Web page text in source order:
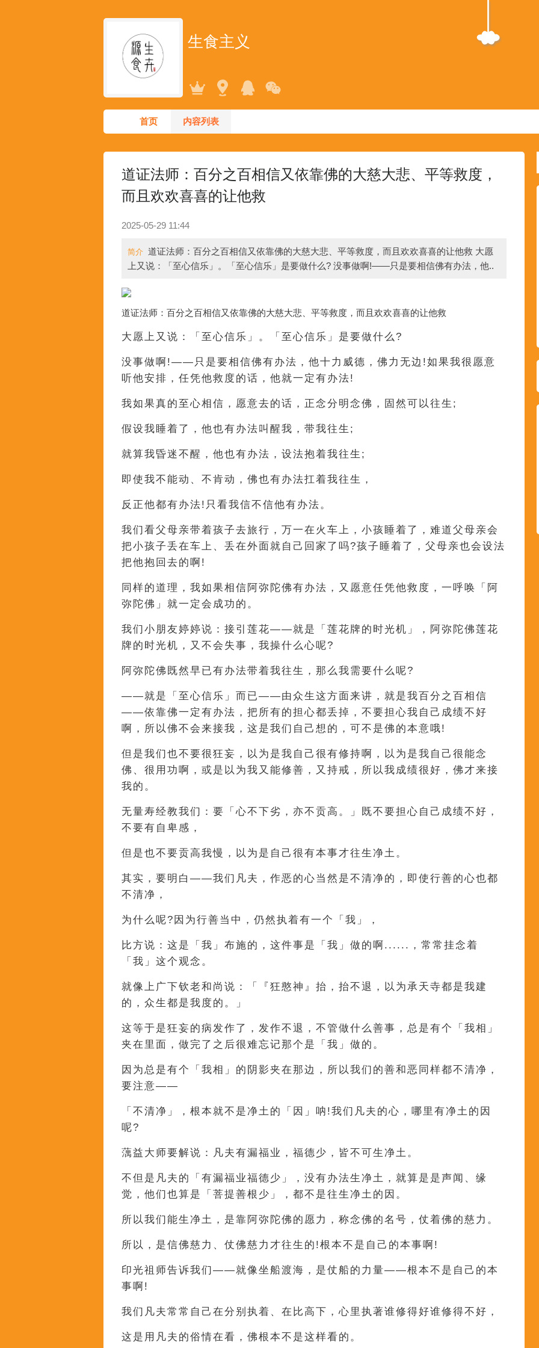
生食主义
首页 内容列表
道证法师：百分之百相信又依靠佛的大慈大悲、平等救度，
而且欢欢喜喜的让他救
2025-05-29 11:44
简介 道证法师：百分之百相信又依靠佛的大慈大悲、平等救度，而且欢欢喜喜的让他救 大愿
上又说：「至心信乐」。「至心信乐」是要做什么? 没事做啊!——只是要相信佛有办法，他..
道证法师：百分之百相信又依靠佛的大慈大悲、平等救度，而且欢欢喜喜的让他救
大愿上又说：「至心信乐」。「至心信乐」是要做什么?
没事做啊!——只是要相信佛有办法，他十力威德，佛力无边!如果我很愿意
听他安排，任凭他救度的话，他就一定有办法!
我如果真的至心相信，愿意去的话，正念分明念佛，固然可以往生;
假设我睡着了，他也有办法叫醒我，带我往生;
就算我昏迷不醒，他也有办法，设法抱着我往生;
即使我不能动、不肯动，佛也有办法扛着我往生，
反正他都有办法!只看我信不信他有办法。
我们看父母亲带着孩子去旅行，万一在火车上，小孩睡着了，难道父母亲会
把小孩子丢在车上、丢在外面就自己回家了吗?孩子睡着了，父母亲也会设法
把他抱回去的啊!
同样的道理，我如果相信阿弥陀佛有办法，又愿意任凭他救度，一呼唤「阿
弥陀佛」就一定会成功的。
我们小朋友婷婷说：接引莲花——就是「莲花牌的时光机」，阿弥陀佛莲花
牌的时光机，又不会失事，我操什么心呢?
阿弥陀佛既然早已有办法带着我往生，那么我需要什么呢?
——就是「至心信乐」而已——由众生这方面来讲，就是我百分之百相信
——依靠佛一定有办法，把所有的担心都丢掉，不要担心我自己成绩不好
啊，所以佛不会来接我，这是我们自己想的，可不是佛的本意哦!
但是我们也不要很狂妄，以为是我自己很有修持啊，以为是我自己很能念
佛、很用功啊，或是以为我又能修善，又持戒，所以我成绩很好，佛才来接
我的。
无量寿经教我们：要「心不下劣，亦不贡高。」既不要担心自己成绩不好，
不要有自卑感，
但是也不要贡高我慢，以为是自己很有本事才往生净土。
其实，要明白——我们凡夫，作恶的心当然是不清净的，即使行善的心也都
不清净，
为什么呢?因为行善当中，仍然执着有一个「我」，
比方说：这是「我」布施的，这件事是「我」做的啊......，常常挂念着
「我」这个观念。
就像上广下钦老和尚说：「『狂憨神』抬，抬不退，以为承天寺都是我建
的，众生都是我度的。」
这等于是狂妄的病发作了，发作不退，不管做什么善事，总是有个「我相」
夹在里面，做完了之后很难忘记那个是「我」做的。
因为总是有个「我相」的阴影夹在那边，所以我们的善和恶同样都不清净，
要注意——
「不清净」，根本就不是净土的「因」呐!我们凡夫的心，哪里有净土的因
呢?
蕅益大师要解说：凡夫有漏福业，福德少，皆不可生净土。
不但是凡夫的「有漏福业福德少」，没有办法生净土，就算是是声闻、缘
觉，他们也算是「菩提善根少」，都不是往生净土的因。
所以我们能生净土，是靠阿弥陀佛的愿力，称念佛的名号，仗着佛的慈力。
所以，是信佛慈力、仗佛慈力才往生的!根本不是自己的本事啊!
印光祖师告诉我们——就像坐船渡海，是仗船的力量——根本不是自己的本
事啊!
我们凡夫常常自己在分别执着、在比高下，心里执著谁修得好谁修得不好，
这是用凡夫的俗情在看，佛根本不是这样看的。